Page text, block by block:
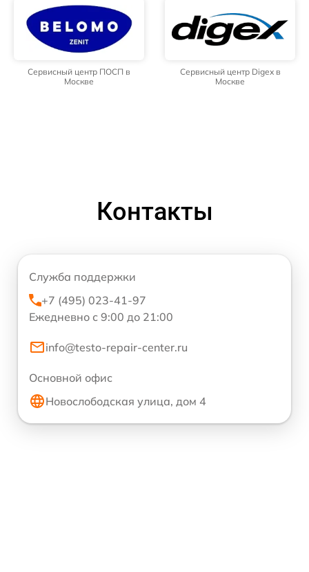
Сервисный центр ПОСП в
Москве
Сервисный центр Digex в
Москве
Контакты
Служба поддержки
+7 (495) 023-41-97
Ежедневно с 9:00 до 21:00
info@testo-repair-center.ru
Основной офис
Новослободская улица, дом 4